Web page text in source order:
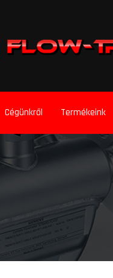
Cégünkről Termékeink